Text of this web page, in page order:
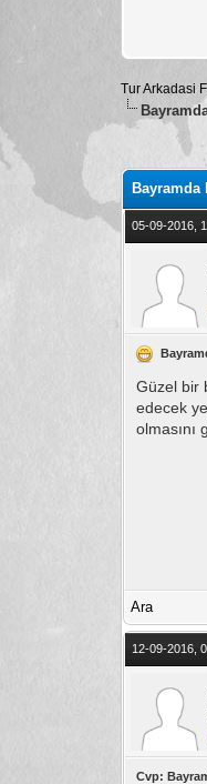
Tur Arkadasi
Bayramda
05-09-2016,
Güzel bir
edecek
Ara
12-09-2016,
Cvp: